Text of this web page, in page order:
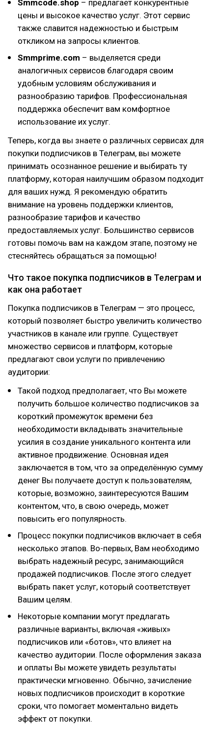
Smmcode.shop – предлагает конкурентные
цены и высокое качество услуг. Этот сервис
также славится надежностью и быстрым
откликом на запросы клиентов.
Smmprime.com – выделяется среди
аналогичных сервисов благодаря своим
удобным условиям обслуживания и
разнообразию тарифов. Профессиональная
поддержка обеспечит вам комфортное
использование их услуг.
Теперь, когда вы знаете о различных сервисах для
покупки подписчиков в Телеграм, вы можете
принимать осознанное решение и выбирать ту
платформу, которая наилучшим образом подходит
для ваших нужд. Я рекомендую обратить
внимание на уровень поддержки клиентов,
разнообразие тарифов и качество
предоставляемых услуг. Большинство сервисов
готовы помочь вам на каждом этапе, поэтому не
стесняйтесь обращаться за помощью!
Что такое покупка подписчиков в Телеграм и
как она работает
Покупка подписчиков в Телеграм — это процесс,
который позволяет быстро увеличить количество
участников в канале или группе. Существует
множество сервисов и платформ, которые
предлагают свои услуги по привлечению
аудитории:
Такой подход предполагает, что Вы можете
получить большое количество подписчиков за
короткий промежуток времени без
необходимости вкладывать значительные
усилия в создание уникального контента или
активное продвижение. Основная идея
заключается в том, что за определённую сумму
денег Вы получаете доступ к пользователям,
которые, возможно, заинтересуются Вашим
контентом, что, в свою очередь, может
повысить его популярность.
Процесс покупки подписчиков включает в себя
несколько этапов. Во-первых, Вам необходимо
выбрать надежный ресурс, занимающийся
продажей подписчиков. После этого следует
выбрать пакет услуг, который соответствует
Вашим целям.
Некоторые компании могут предлагать
различные варианты, включая «живых»
подписчиков или «ботов», что влияет на
качество аудитории. После оформления заказа
и оплаты Вы можете увидеть результаты
практически мгновенно. Обычно, зачисление
новых подписчиков происходит в короткие
сроки, что помогает моментально видеть
эффект от покупки.